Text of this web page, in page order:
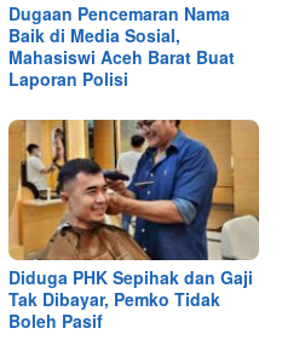
Dugaan Pencemaran Nama
Baik di Media Sosial,
Mahasiswi Aceh Barat Buat
Laporan Polisi
Diduga PHK Sepihak dan Gaji
Tak Dibayar, Pemko Tidak
Boleh Pasif